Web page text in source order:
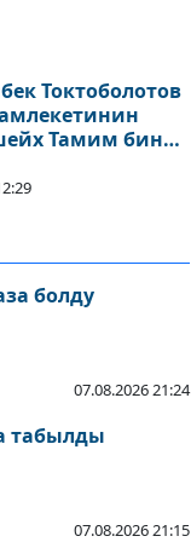
Токтоболотов
Тамим бин
болду
07.08.2026 21:24
табылды
07.08.2026 21:15